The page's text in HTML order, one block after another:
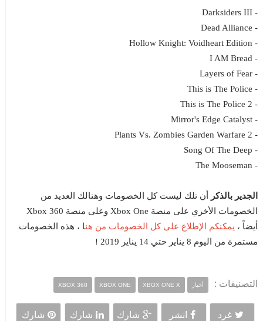
- Darksiders III
- Dead Alliance
- Hollow Knight: Voidheart Edition
- I AM Bread
- Layers of Fear
- This is The Police
- This is The Police 2
- Mirror's Edge Catalyst
- Plants Vs. Zombies Garden Warfare 2
- Song Of The Deep
- The Mooseman
الجدير بالذكر
أن تلك ليست كل الخصومات وهنالك العديد من
الخصومات الأخري على منصة Xbox One وعلى منصة Xbox 360
أيضاً ، يمكنكم الإطلاع على كل الخصومات من هنا ، هذه الخصومات
مستمرة من اليوم 8 يناير حتي 14 يناير 2019 !
التصنيفات : أخبار XBOX 360 XBOX ONE XBOX ONE X
غرد انشر شارك شارك شارك